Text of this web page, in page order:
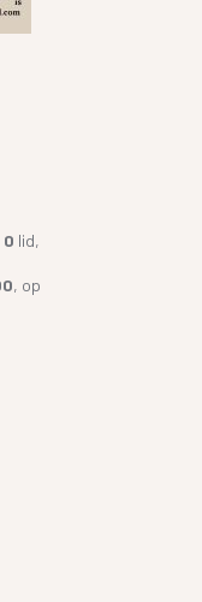
0 lid,
, op